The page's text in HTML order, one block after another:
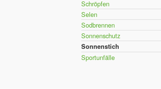
Schröpfen
Selen
Sodbrennen
Sonnenschutz
Sonnenstich
Sportunfälle